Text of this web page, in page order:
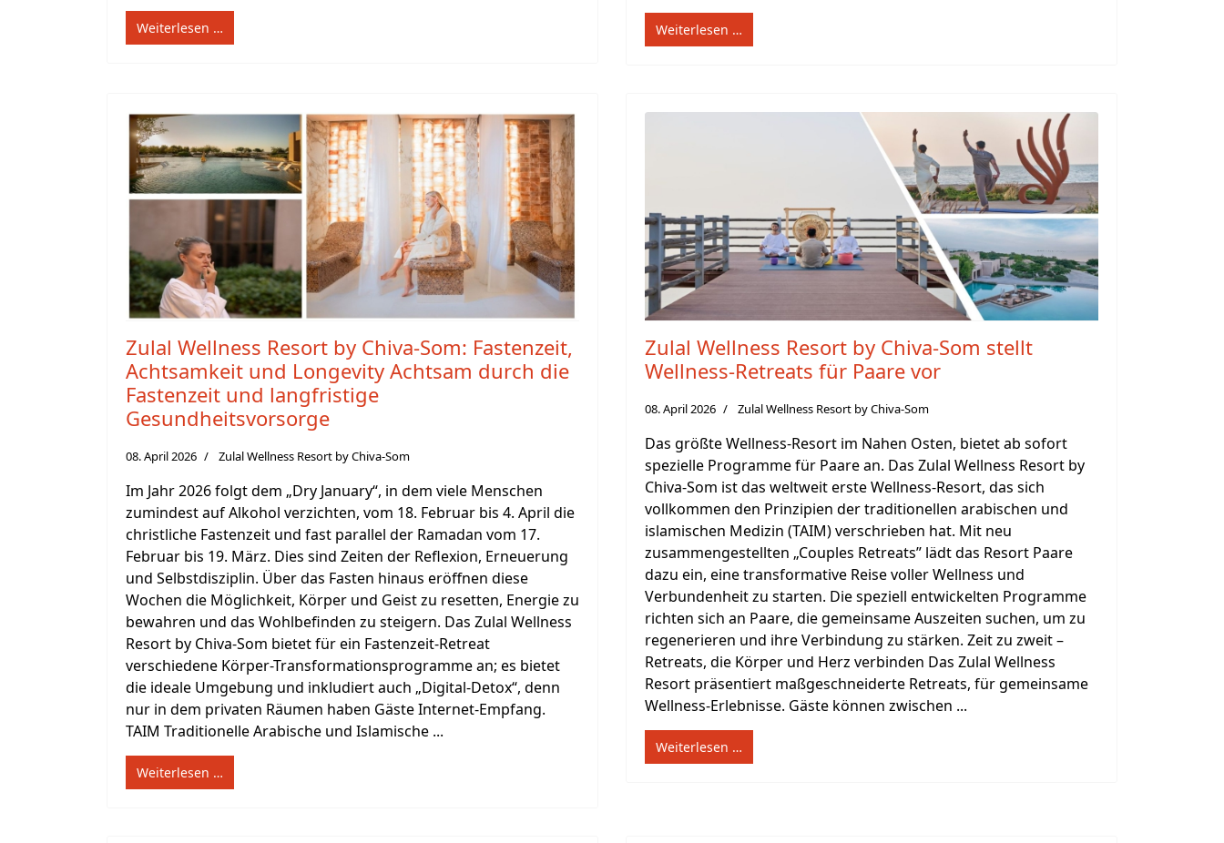
Weiterlesen … Weiterlesen …
Zulal Wellness Resort by Chiva-Som: Fastenzeit,
Achtsamkeit und Longevity Achtsam durch die
Fastenzeit und langfristige
Gesundheitsvorsorge
08. April 2026 Zulal Wellness Resort by Chiva-Som
Im Jahr 2026 folgt dem „Dry January“, in dem viele Menschen
zumindest auf Alkohol verzichten, vom 18. Februar bis 4. April die
christliche Fastenzeit und fast parallel der Ramadan vom 17.
Februar bis 19. März. Dies sind Zeiten der Reflexion, Erneuerung
und Selbstdisziplin. Über das Fasten hinaus eröffnen diese
Wochen die Möglichkeit, Körper und Geist zu resetten, Energie zu
bewahren und das Wohlbefinden zu steigern. Das Zulal Wellness
Resort by Chiva-Som bietet für ein Fastenzeit-Retreat
verschiedene Körper-Transformationsprogramme an; es bietet
die ideale Umgebung und inkludiert auch „Digital-Detox“, denn
nur in dem privaten Räumen haben Gäste Internet-Empfang.
TAIM Traditionelle Arabische und Islamische ...
Weiterlesen …
Zulal Wellness Resort by Chiva-Som stellt
Wellness-Retreats für Paare vor
08. April 2026 Zulal Wellness Resort by Chiva-Som
Das größte Wellness-Resort im Nahen Osten, bietet ab sofort
spezielle Programme für Paare an. Das Zulal Wellness Resort by
Chiva-Som ist das weltweit erste Wellness-Resort, das sich
vollkommen den Prinzipien der traditionellen arabischen und
islamischen Medizin (TAIM) verschrieben hat. Mit neu
zusammengestellten „Couples Retreats” lädt das Resort Paare
dazu ein, eine transformative Reise voller Wellness und
Verbundenheit zu starten. Die speziell entwickelten Programme
richten sich an Paare, die gemeinsame Auszeiten suchen, um zu
regenerieren und ihre Verbindung zu stärken. Zeit zu zweit –
Retreats, die Körper und Herz verbinden Das Zulal Wellness
Resort präsentiert maßgeschneiderte Retreats, für gemeinsame
Wellness-Erlebnisse. Gäste können zwischen ...
Weiterlesen …